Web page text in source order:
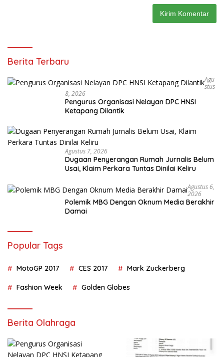
Berita Terbaru
Agu
Stus
8, 2026
Pengurus Organisasi Nelayan DPC HNSI
Ketapang Dilantik
Agustus 7, 2026
Dugaan Penyerangan Rumah Jurnalis Belum
Usai, Klaim Perkara Tuntas Dinilai Keliru
Agustus 6,
2026
Polemik MBG Dengan Oknum Media Berakhir
Damai
Popular Tags
MotoGP 2017 CES 2017 Mark Zuckerberg
Fashion Week Golden Globes
Berita Olahraga